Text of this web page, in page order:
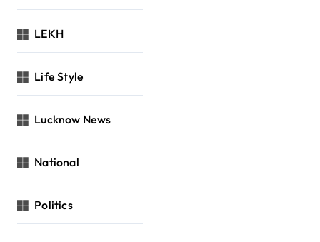
LEKH
Life Style
Lucknow News
National
Politics